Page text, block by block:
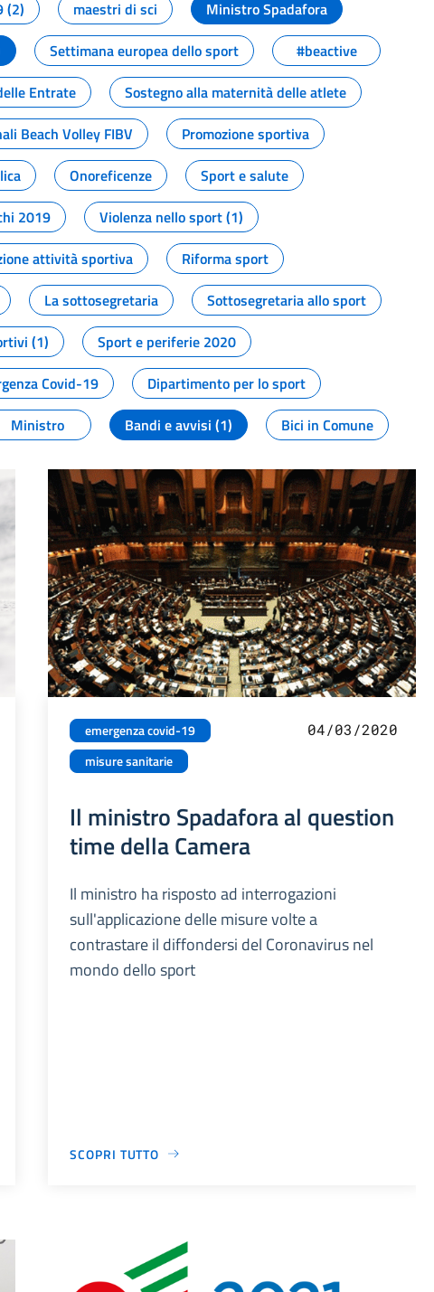
(2) maestri di sci
Ministro Spadafora
Settimana europea dello sport
#beactive
Entrate
Sostegno alla maternità delle atlete
Beach Volley FIBV
Promozione sportiva
Onoreficenze
Sport e salute
2019
Violenza nello sport (1)
attività sportiva
Riforma sport
La sottosegretaria
Sottosegretaria allo sport
(1)
Sport e periferie 2020
Covid-19
Dipartimento per lo sport
Ministro Bandi e avvisi (1) Bici in Comune
emergenza covid-19
misure sanitarie
04/03/2020
Il ministro Spadafora al question
time della Camera
Il ministro ha risposto ad interrogazioni
sull'applicazione delle misure volte a
contrastare il diffondersi del Coronavirus nel
mondo dello sport
SCOPRI TUTTO